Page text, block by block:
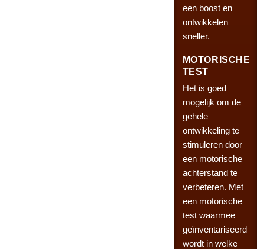
een boost en
ontwikkelen
sneller.
MOTORISCHE
TEST
Het is goed
mogelijk om de
gehele
ontwikkeling te
stimuleren door
een motorische
achterstand te
verbeteren. Met
een motorische
test waarmee
geïnventariseerd
wordt in welke